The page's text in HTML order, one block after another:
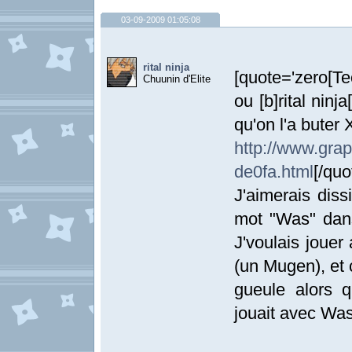
03-09-2009 01:05:08
rital ninja
Chuunin d'Elite
ou [b]rital
qu'on l'a buter
http://
de0fa.html[/
J'aimerais
mot "Was"
J'voulais jouer
(un Mugen), et
gueule alors
jouait avec